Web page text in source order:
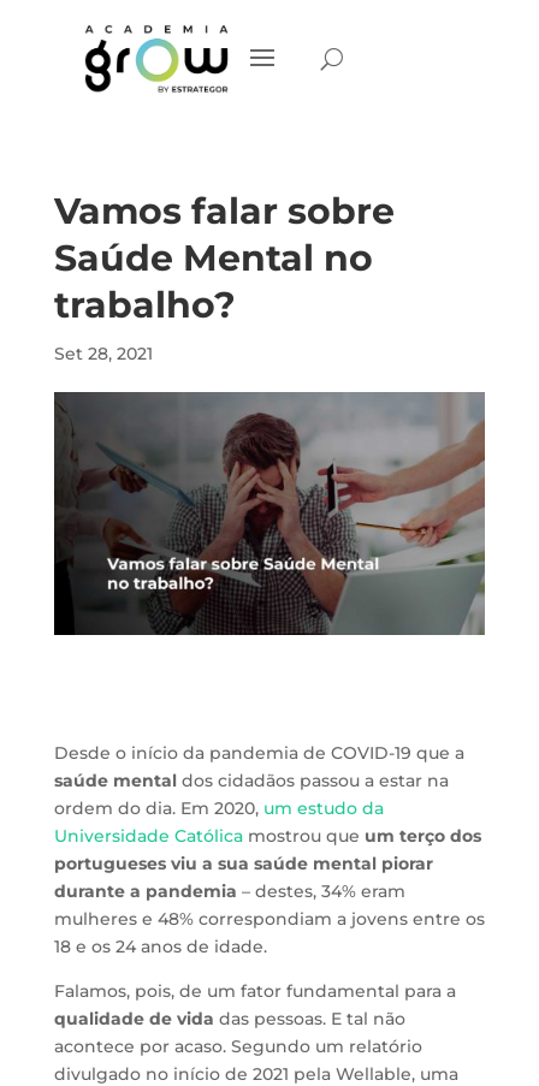
Vamos falar sobre
Saúde Mental no
trabalho?
Set 28, 2021
Desde o início da pandemia de COVID-19 que a
saúde mentaldos cidadãos passou a estar na
ordem do dia. Em 2020, um estudo da
Universidade Católicamostrou que um terço dos
portugueses viu a sua saúde mental piorar
durante a pandemia – destes, 34% eram
mulheres e 48% correspondiam a jovens entre os
18 e os 24 anos de idade.
Falamos, pois, de um fator fundamental para a
qualidade de vida das pessoas. E tal não
acontece por acaso. Segundo um relatório
divulgado no início de 2021 pela Wellable, uma